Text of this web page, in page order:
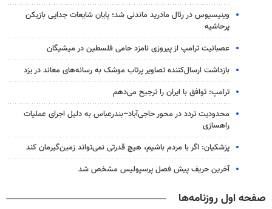
وینیسیوس در رئال مادرید ماندنی شد؛ پایان شایعات جدایی بازیکن
پرحاشیه
عصبانیت ترامپ از پیروزی نامزد حامی فلسطین در میشیگان
بازداشت ارسال‌کننده تصاویر پرتاب موشک به رسانه‌های معاند در یزد
ترامپ: توافق با ایران را ترجیح می‌دهم
محدودیت تردد در محور حاجی‌آباد–بندرعباس به دلیل اجرای عملیات
راهسازی
پزشکیان: اگر با مردم باشیم، هیچ قدرتی نمی‌تواند زمین‌گیرمان کند
آخرین حریف پیش فصل پرسپولیس مشخص شد
صفحه اول روزنامه‌ها